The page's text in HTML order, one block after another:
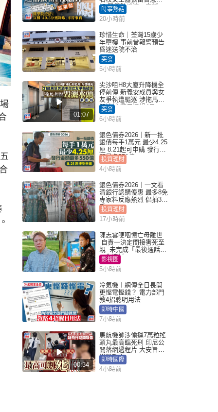
怒 醫學院澄清：宣稱
「40.5分獲錄取」不符事
實｜Juicy叮
時事熱話
20小時前
珍惜生命｜荃灣15歲少
年墮樓 事前曾報警預告
昏迷送院不治
突發
5小時前
01:07
尖沙咀H8大廈升降機全
停前傳 新義安成員與女
友爭執遭驅逐 涉拖馬刑
毀被捕 警另通緝4男
突發
6小時前
銀色債券2026｜新一批
銀債每手1萬元 最少4.25
厘 8.21起可申購 發行金
額最多550億
投資理財
4小時前
銀色債券2026｜一文看
清銀行認購優惠 最多8免
專家料反應熱烈 倡抽30
手
投資理財
17小時前
陳志雲哽咽憶亡母離世
自責一決定間接害死至
親 未完成「最後通話」
一生遺憾
影視圈
5小時前
冷氣機︱網傳全日長開
更慳電慳錢？ 電力部門
教4招聰明用法
即時中國
7小時前
00:34
馬航機師涉偷運7萬粒搖
頭丸最高臨死刑 印尼公
開落網過程片 大安旨意
豈料敗露
即時國際
4小時前